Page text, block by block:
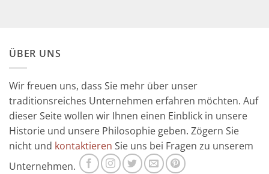
ÜBER UNS
Wir freuen uns, dass Sie mehr über unser
traditionsreiches Unternehmen erfahren möchten. Auf
dieser Seite wollen wir Ihnen einen Einblick in unsere
Historie und unsere Philosophie geben. Zögern Sie
nicht und kontaktieren Sie uns bei Fragen zu unserem
Unternehmen.